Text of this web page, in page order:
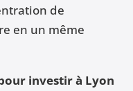
de
en un même
investir à Lyon